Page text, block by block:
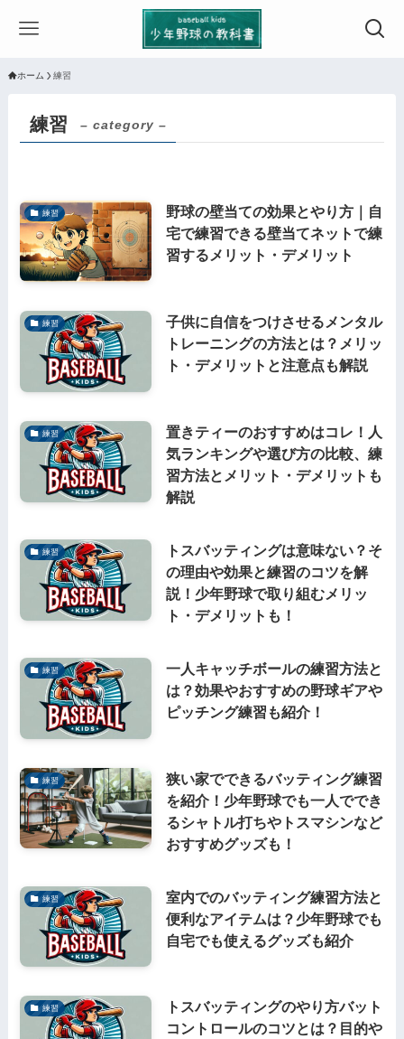
ホーム 練習
練習 – category –
練習
野球の壁当ての効果とやり方｜自
宅で練習できる壁当てネットで練
習するメリット・デメリット
練習
子供に自信をつけさせるメンタル
トレーニングの方法とは？メリッ
ト・デメリットと注意点も解説
練習
置きティーのおすすめはコレ！人
気ランキングや選び方の比較、練
習方法とメリット・デメリットも
解説
練習
トスバッティングは意味ない？そ
の理由や効果と練習のコツを解
説！少年野球で取り組むメリッ
ト・デメリットも！
練習
一人キャッチボールの練習方法と
は？効果やおすすめの野球ギアや
ピッチング練習も紹介！
練習
狭い家でできるバッティング練習
を紹介！少年野球でも一人ででき
るシャトル打ちやトスマシンなど
おすすめグッズも！
練習
室内でのバッティング練習方法と
便利なアイテムは？少年野球でも
自宅でも使えるグッズも紹介
練習
トスバッティングのやり方バット
コントロールのコツとは？目的や